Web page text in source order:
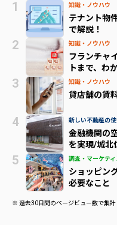
知識・ノウハウ
テナント物
で解説！
知識・ノウハウ
フランチャ
トまで、わ
知識・ノウハウ
貸店舗の賃
新しい不動産の
金融機関の
を実現/城北
調査・マーケティ
ショッピン
必要なこと
※ 過去30日間のページビュー数で集計